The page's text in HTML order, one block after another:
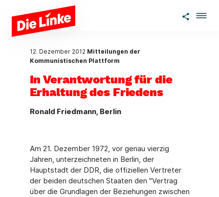
Zum Hauptinhalt springen
12. Dezember 2012 Mitteilungen der
Kommunistischen Plattform
In Verantwortung für die
Erhaltung des Friedens
Ronald Friedmann, Berlin
Am 21. Dezember 1972, vor genau vierzig
Jahren, unterzeichneten in Berlin, der
Hauptstadt der DDR, die offiziellen Vertreter
der beiden deutschen Staaten den "Vertrag
über die Grundlagen der Beziehungen zwischen